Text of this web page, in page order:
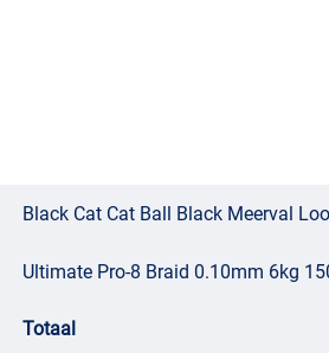
Black Cat Cat Ball Black Meerval
Ultimate Pro-8 Braid 0.10mm 6kg
Totaal